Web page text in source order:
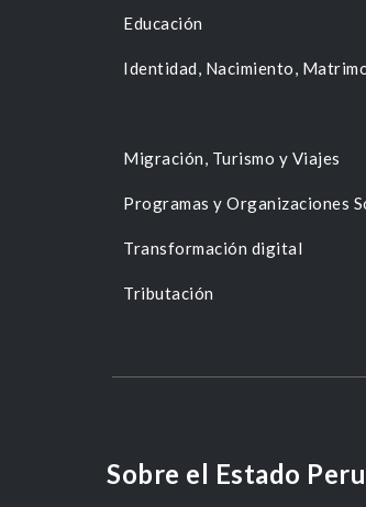
Educación
Identidad, Nacimiento,
Migración, Turismo y Viajes
Programas y Organizaciones
Transformación digital
Tributación
Sobre el Estado